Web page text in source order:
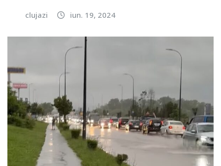
clujazi iun. 19, 2024